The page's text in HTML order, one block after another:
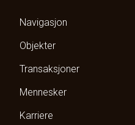
Navigasjon
Objekter
Transaksjoner
Mennesker
Karriere